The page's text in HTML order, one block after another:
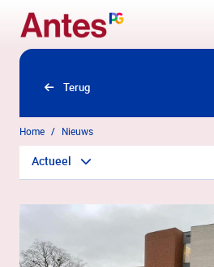
Overslaan en naar hoofdinhoud gaan
Terug
Home Nieuws
Actueel